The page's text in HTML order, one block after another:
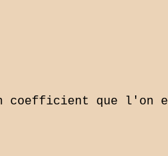
coefficient que l'on